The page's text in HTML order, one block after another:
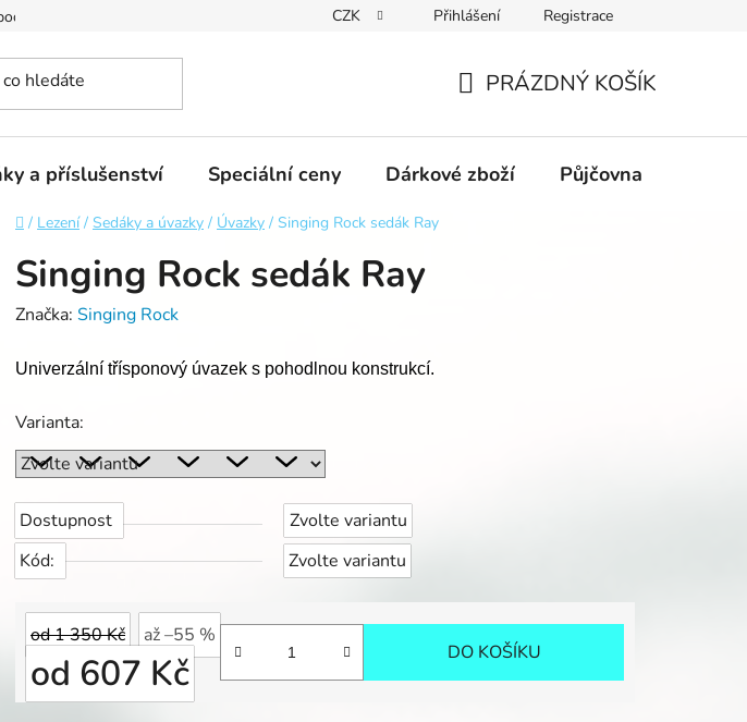
Podmínky ochrany osobních údajů GDPR Formulář pro odstoupení od kupní smlouvy
CZK Přihlášení Registrace
KOŠÍK
PRÁZDNÝ KOŠÍK
a příslušenství Speciální ceny Dárkové zboží Půjčovna
Domů
/ Lezení / Sedáky a úvazky / Úvazky / Singing Rock sedák Ray
Singing Rock sedák Ray
Značka: Singing Rock
Univerzální třísponový úvazek s pohodlnou konstrukcí.
Varianta:
Dostupnost
Zvolte variantu
Kód:
Zvolte variantu
od 1 350 Kč až –55 %
od 607 Kč
Měrná cena:
DO KOŠÍKU